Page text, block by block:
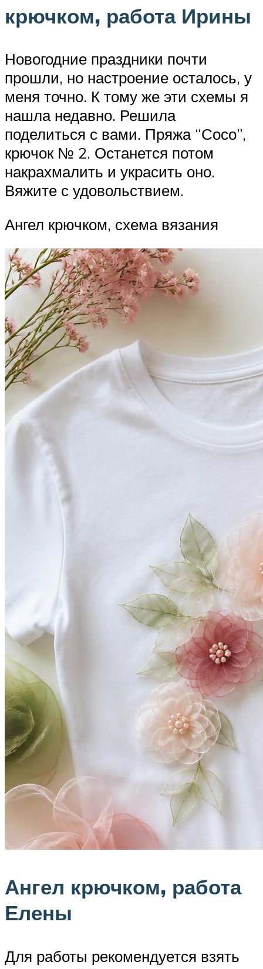
крючком, работа Ирины
Новогодние праздники почти
прошли, но настроение осталось, у
меня точно. К тому же эти схемы я
нашла недавно. Решила
поделиться с вами. Пряжа “Сосо”,
крючок № 2. Останется потом
накрахмалить и украсить оно.
Вяжите с удовольствием.
Ангел крючком, схема вязания
Ангел крючком, работа
Елены
Для работы рекомендуется взять